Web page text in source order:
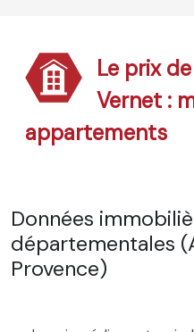
Le prix
Vernet :
appartements
Données
départementales
Provence)